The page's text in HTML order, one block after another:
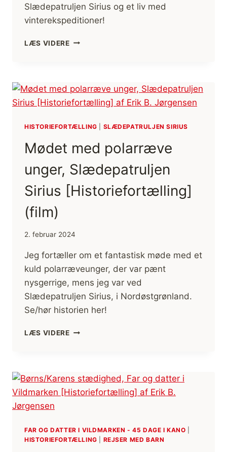
Slædepatruljen Sirius og et liv med
vinterekspeditioner!
LÆS VIDERESNEMUR
SIKKERHED
PÅ
HISTORIEFORTÆLLING SLÆDEPATRULJEN SIRIUS
Mødet med polarræve
unger, Slædepatruljen
Sirius [Historiefortælling]
(film)
2. februar 2024
Jeg fortæller om et fantastisk møde med et
kuld polarræveunger, der var pænt
nysgerrige, mens jeg var ved
Slædepatruljen Sirius, i Nordøstgrønland.
Se/hør historien her!
LÆS VIDEREMØDET
SLÆDEPATRULJEN
SIRIUS
[HISTORIEFORTÆLLING]
FAR OG DATTER I VILDMARKEN - 45 DAGE I KANO
HISTORIEFORTÆLLING
REJSER MED BARN